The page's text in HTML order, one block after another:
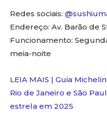
Redes sociais:
Endereço: Av. Barão de
Funcionamento:
meia-noite
LEIA MAIS | Guia
Rio de Janeiro e São
estrela em 2025